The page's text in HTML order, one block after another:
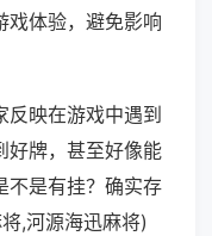
戏体验，避免影响
映在游戏中遇到
好牌，甚至好像能
不是有挂？确实存
,河源海迅麻将)